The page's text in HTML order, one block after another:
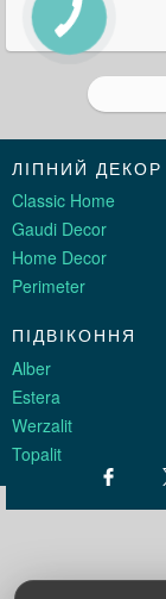
ЛІПНИЙ ДЕКОР
Classic Home
Gaudi Decor
Home Decor
Perimeter
ПІДВІКОННЯ
Alber
Estera
Werzalit
Topalit